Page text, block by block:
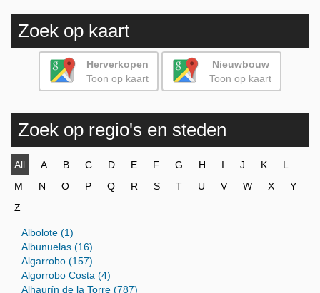
Zoek op kaart
Herverkopen
Toon op kaart
Nieuwbouw
Toon op kaart
Zoek op regio's en steden
All A B C D E F G H I J K
L
M
N O P Q R S T U V W X
Y
Z
Albolote (1)
Albunuelas (16)
Algarrobo (157)
Algorrobo Costa (4)
Alhaurín de la Torre (787)